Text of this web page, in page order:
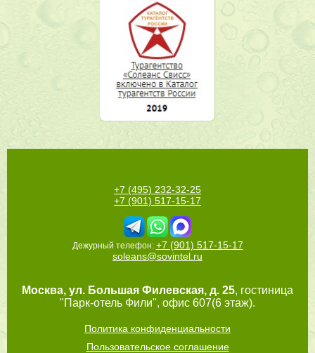
+7 (495) 232-32-25
+7 (901) 517-15-17
Дежурный телефон: +7 (901) 517-15-17
soleans@sovintel.ru
Москва, ул. Большая Филевская, д. 25, гостиница
"Парк-отель Фили", офис 607(6 этаж).
Политика конфиденциальности
Пользовательское соглашение